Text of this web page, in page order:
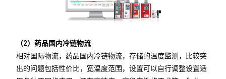
（2）药品国内冷链物流
相对国际物流，药品国内冷链物流，存储的温度监测，比较突
出的问题包括性价比，宽温度范围，设置可以自行调整设置适